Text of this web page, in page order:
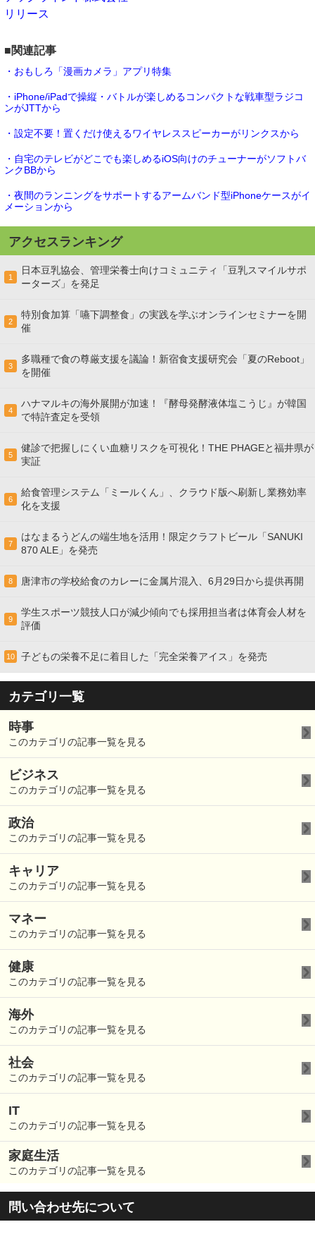
リリース
■関連記事
・おもしろ「漫画カメラ」アプリ特集
・iPhone/iPadで操縦・バトルが楽しめるコンパクトな戦車型ラジコ
ンがJTTから
・設定不要！置くだけ使えるワイヤレススピーカーがリンクスから
・自宅のテレビがどこでも楽しめるiOS向けのチューナーがソフトバ
ンクBBから
・夜間のランニングをサポートするアームバンド型iPhoneケースがイ
メーションから
アクセスランキング
1
日本豆乳協会、管理栄養士向けコミュニティ「豆乳スマイルサポ
ーターズ」を発足
2
特別食加算「嚥下調整食」の実践を学ぶオンラインセミナーを開
催
3
多職種で食の尊厳支援を議論！新宿食支援研究会「夏のReboot」
を開催
4
ハナマルキの海外展開が加速！『酵母発酵液体塩こうじ』が韓国
で特許査定を受領
5
健診で把握しにくい血糖リスクを可視化！THE PHAGEと福井県が
実証
6
給食管理システム「ミールくん」、クラウド版へ刷新し業務効率
化を支援
7
はなまるうどんの端生地を活用！限定クラフトビール「SANUKI
870 ALE」を発売
8 唐津市の学校給食のカレーに金属片混入、6月29日から提供再開
9
学生スポーツ競技人口が減少傾向でも採用担当者は体育会人材を
評価
10 子どもの栄養不足に着目した「完全栄養アイス」を発売
カテゴリ一覧
時事
このカテゴリの記事一覧を見る
ビジネス
このカテゴリの記事一覧を見る
政治
このカテゴリの記事一覧を見る
キャリア
このカテゴリの記事一覧を見る
マネー
このカテゴリの記事一覧を見る
健康
このカテゴリの記事一覧を見る
海外
このカテゴリの記事一覧を見る
社会
このカテゴリの記事一覧を見る
IT
このカテゴリの記事一覧を見る
家庭生活
このカテゴリの記事一覧を見る
問い合わせ先について